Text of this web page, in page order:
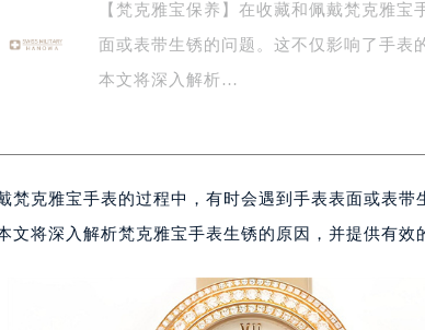
【梵克雅宝保养】在收藏和佩戴梵克雅
面或表带生锈的问题。这不仅影响了手表
本文将深入解析…
梵克雅宝手表的过程中，有时会遇到手表表面或表
文将深入解析梵克雅宝手表生锈的原因，并提供有效